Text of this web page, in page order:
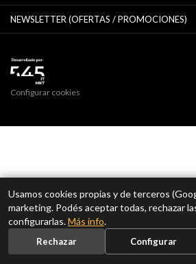
NEWSLETTER (OFERTAS / PROMOCIONES)
Configurar cookies
Usamos cookies propias y de terceros
marketing. Podés aceptar todas, rechazar
configurarlas.Más info.
Rechazar Configurar